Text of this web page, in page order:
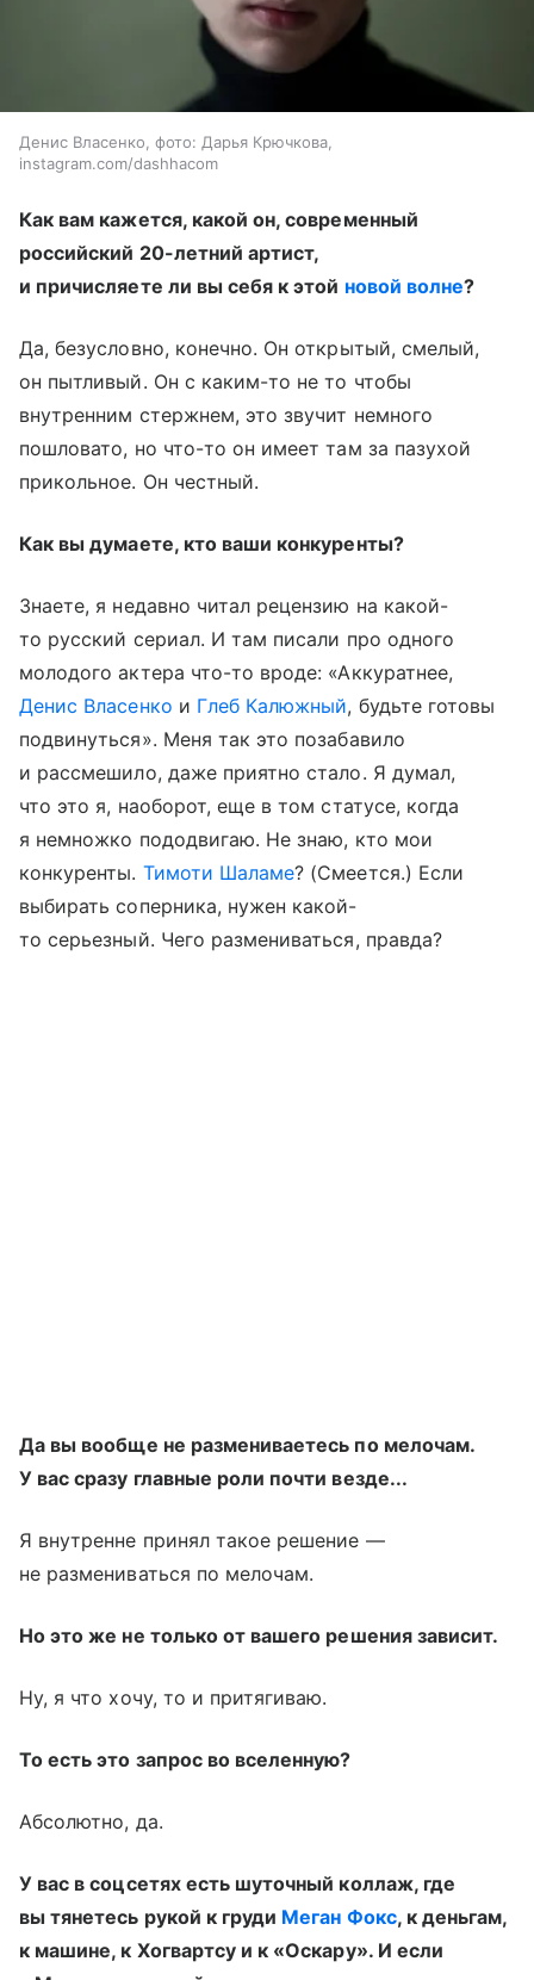
Денис Власенко, фото: Дарья Крючкова,
instagram.com/dashhacom
Как вам кажется, какой он, современный
российский 20-летний артист,
и причисляете ли вы себя к этой новой волне?
Да, безусловно, конечно. Он открытый, смелый,
он пытливый. Он с каким-то не то чтобы
внутренним стержнем, это звучит немного
пошловато, но что-то он имеет там за пазухой
прикольное. Он честный.
Как вы думаете, кто ваши конкуренты?
Знаете, я недавно читал рецензию на какой-
то русский сериал. И там писали про одного
молодого актера что-то вроде: «Аккуратнее,
Денис Власенко и Глеб Калюжный, будьте готовы
подвинуться». Меня так это позабавило
и рассмешило, даже приятно стало. Я думал,
что это я, наоборот, еще в том статусе, когда
я немножко пододвигаю. Не знаю, кто мои
конкуренты. Тимоти Шаламе? (Смеется.) Если
выбирать соперника, нужен какой-
то серьезный. Чего размениваться, правда?
Да вы вообще не размениваетесь по мелочам.
У вас сразу главные роли почти везде...
Я внутренне принял такое решение —
не размениваться по мелочам.
Но это же не только от вашего решения зависит.
Ну, я что хочу, то и притягиваю.
То есть это запрос во вселенную?
Абсолютно, да.
У вас в соцсетях есть шуточный коллаж, где
вы тянетесь рукой к груди Меган Фокс, к деньгам,
к машине, к Хогвартсу и к «Оскару». И если